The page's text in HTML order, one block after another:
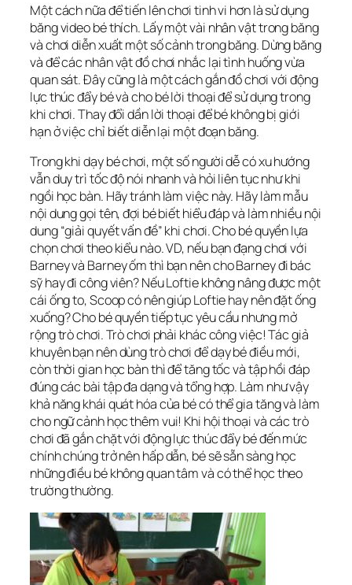
Một cách nữa để tiến lên chơi tinh vi hơn là sử dụng
băng video bé thích. Lấy một vài nhân vật trong băng
và chơi diễn xuất một số cảnh trong băng. Dừng băng
và để các nhân vật đồ chơi nhắc lại tình huống vừa
quan sát. Đây cũng là một cách gắn đồ chơi với động
lực thúc đẩy bé và cho bé lời thoại để sử dụng trong
khi chơi. Thay đổi dần lời thoại để bé không bị giới
hạn ở việc chỉ biết diễn lại một đoạn băng.
Trong khi dạy bé chơi, một số người dễ có xu hướng
vẫn duy trì tốc độ nói nhanh và hỏi liên tục như khi
ngồi học bàn. Hãy tránh làm việc này. Hãy làm mẫu
nội dung gọi tên, đợi bé biết hiểu đáp và làm nhiều nội
dung “giải quyết vấn đề” khi chơi. Cho bé quyền lựa
chọn chơi theo kiểu nào. VD, nếu bạn đạng chơi với
Barney và Barney ốm thì bạn nên cho Barney đi bác
sỹ hay đi công viên? Nếu Loftie không nâng được một
cái ống to, Scoop có nên giúp Loftie hay nên đặt ống
xuống? Cho bé quyền tiếp tục yêu cầu nhưng mở
rộng trò chơi. Trò chơi phải khác công việc! Tác giả
khuyên bạn nên dùng trò chơi để dạy bé điều mới,
còn thời gian học bàn thì để tăng tốc và tập hồi đáp
đúng các bài tập đa dạng và tổng hợp. Làm như vậy
khả năng khái quát hóa của bé có thể gia tăng và làm
cho ngữ cảnh học thêm vui! Khi hội thoại và các trò
chơi đã gắn chặt với động lực thúc đẩy bé đến mức
chính chúng trở nên hấp dẫn, bé sẽ sẵn sàng học
những điều bé không quan tâm và có thể học theo
trường thường.